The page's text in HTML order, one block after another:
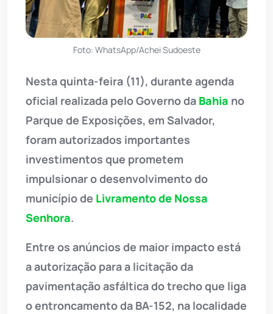
Foto: WhatsApp/Achei Sudoeste
Nesta quinta-feira (11), durante agenda
oficial realizada pelo Governo da Bahia no
Parque de Exposições, em Salvador,
foram autorizados importantes
investimentos que prometem
impulsionar o desenvolvimento do
município de Livramento de Nossa
Senhora.
Entre os anúncios de maior impacto está
a autorização para a licitação da
pavimentação asfáltica do trecho que liga
o entroncamento da BA-152, na localidade